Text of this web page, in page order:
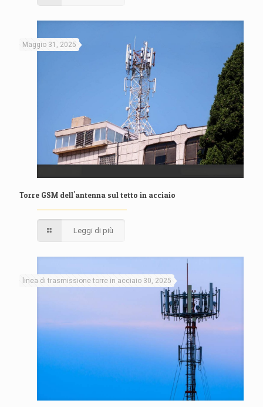
Maggio 31, 2025
Torre GSM dell'antenna sul tetto in acciaio
Leggi di più
linea di trasmissione torre in acciaio 30, 2025